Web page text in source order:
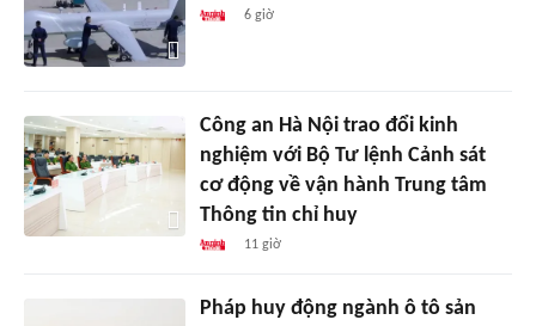
6 giờ
Công an Hà Nội trao đổi kinh
nghiệm với Bộ Tư lệnh Cảnh sát
cơ động về vận hành Trung tâm
Thông tin chỉ huy
11 giờ
Pháp huy động ngành ô tô sản